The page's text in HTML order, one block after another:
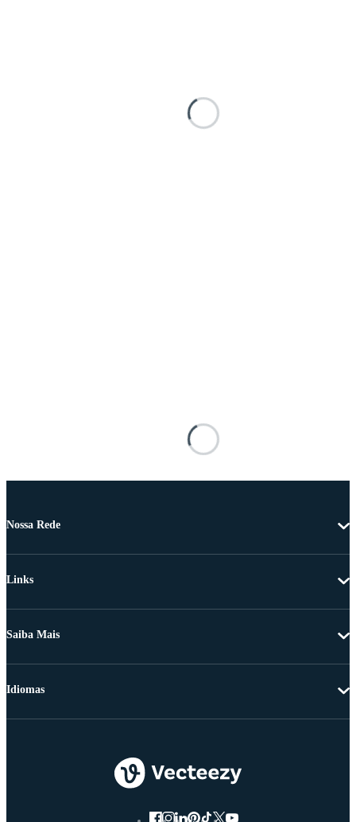
Nossa Rede
Links
Saiba Mais
Idiomas